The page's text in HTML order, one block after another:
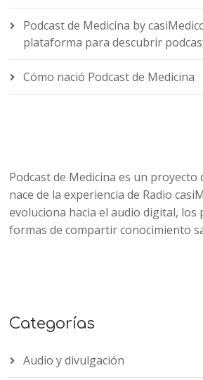
Podcast de Medicina by
plataforma para descubrir
Cómo nació Podcast de Medicina
Podcast de Medicina es un proyecto
nace de la experiencia de Radio
evoluciona hacia el audio digital, los
formas de compartir conocimiento
Categorías
Audio y divulgación